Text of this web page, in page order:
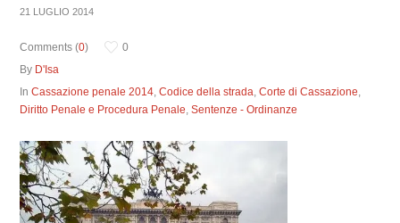
21 LUGLIO 2014
Comments (0)
0
By D'Isa
InCassazione penale 2014,Codice della strada,Corte di Cassazione,
Diritto Penale e Procedura Penale,Sentenze - Ordinanze